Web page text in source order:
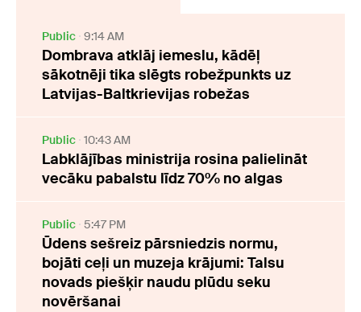
Public 9:14 AM
Dombrava atklāj iemeslu, kādēļ
sākotnēji tika slēgts robežpunkts uz
Latvijas-Baltkrievijas robežas
Public 10:43 AM
Labklājības ministrija rosina palielināt
vecāku pabalstu līdz 70% no algas
Public 5:47 PM
Ūdens sešreiz pārsniedzis normu,
bojāti ceļi un muzeja krājumi: Talsu
novads piešķir naudu plūdu seku
novēršanai